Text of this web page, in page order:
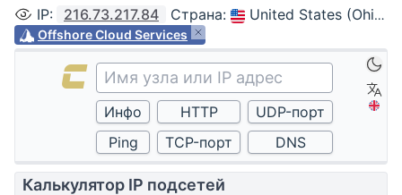
IP: 216.73.217.84 Страна: United States (Ohio, Columbus)
Offshore Cloud Services
Калькулятор IP подсетей